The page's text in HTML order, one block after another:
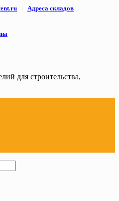
Адреса складов
для строительства,